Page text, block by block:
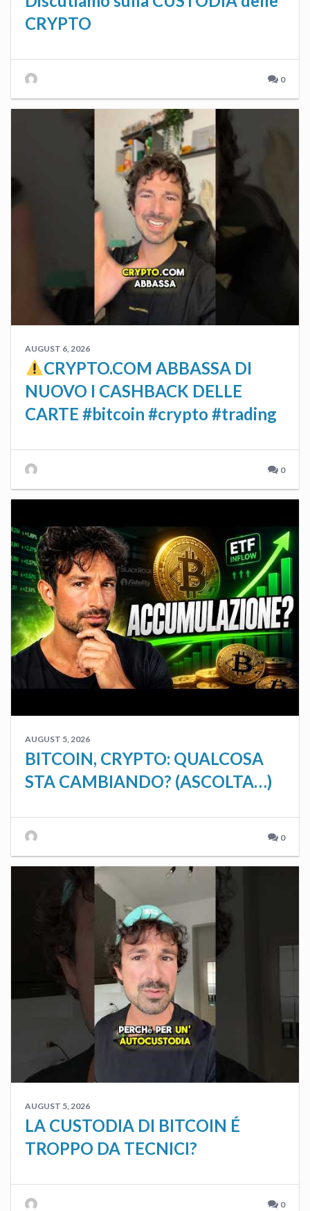
CRYPTO
0
AUGUST 6, 2026
CRYPTO.COM ABBASSA DI
NUOVO I CASHBACK DELLE
CARTE #bitcoin #crypto #trading
0
AUGUST 5, 2026
BITCOIN, CRYPTO: QUALCOSA
STA CAMBIANDO? (ASCOLTA…)
0
AUGUST 5, 2026
LA CUSTODIA DI BITCOIN É
TROPPO DA TECNICI?
0